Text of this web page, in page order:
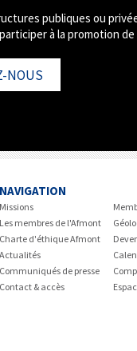
publiques ou
à la promotion
NOUS
NAVIGATION
Missions
Les membres de l'Afmont
Charte d'éthique Afmont
Actualités
Communiqués de presse
Contact & accès